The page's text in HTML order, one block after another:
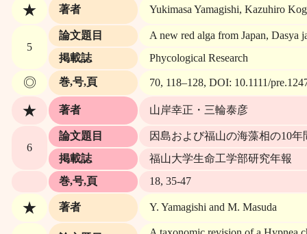
★ 著者 Yukimasa Yamagishi, Kazuhiro
5
論文題目
A new red alga from Japan, Dasya
掲載誌
Phycological Research
◎ 巻,号,頁 70, 118–128, DOI: 10.1111/
★ 著者 山岸幸正・三輪泰彦
6
論文題目
因島および福山の海藻相の10
掲載誌
福山大学生命工学部研究年報
巻,号,頁
18, 35-47
★ 著者 Y. Yamagishi and M. Masuda